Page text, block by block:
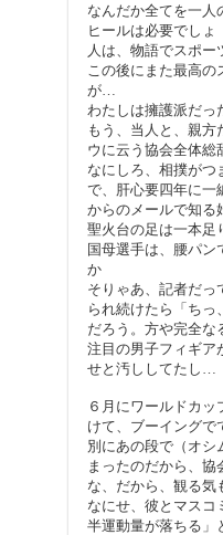
なんだか全てを一
ヒールは必要でしょ
人は、物語でスポ
この後にまた最高の
が…
わたしは擁護派だっ
もう、当人と、親
ウに云う協会全体総
なにしろ、相撲がつ
で、肝心要四年に一
からのメールで知
聖火台の足は一本足
国母選手は、腰パ
か
そりゃあ、記者だっ
られ続けたら「ち
だろう。方や完全
注目の男子フィギア
せと汚ししてたし…
６月にワールドカ
けて、ブーイングで
別にあの段で（オシ
まったのだから、
な、だから、観る気
なにせ、彼とマスコ
半運動量が落ちる」